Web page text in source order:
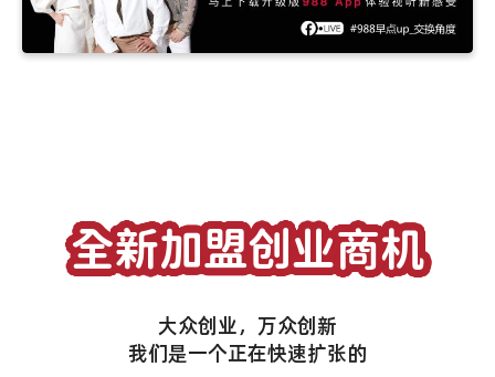
全新加盟创业商机
大众创业，万众创新
我们是一个正在快速扩张的